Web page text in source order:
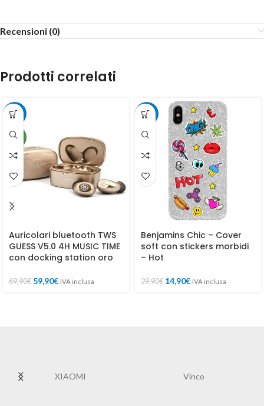
Recensioni (0)
Prodotti correlati
-14%
NEW
Auricolari bluetooth TWS
GUESS V5.0 4H MUSIC TIME
con docking station oro
69,90€ 59,90€ IVA inclusa
-50%
Benjamins Chic – Cover
soft con stickers morbidi
– Hot
29,90€ 14,90€ IVA inclusa
XIAOMI Vinco